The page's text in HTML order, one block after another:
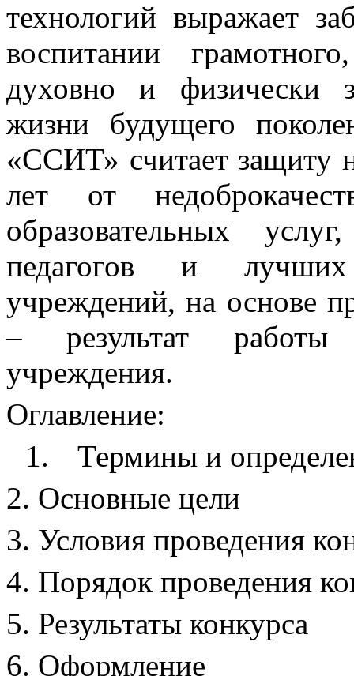
технологий выражает
воспитании
духовно и физически
жизни будущего
«ССИТ» считает защиту
лет от
образовательных
педагогов и лучших
учреждений, на основе
– результат работы
учреждения.
Оглавление:
1.
Термины и
Основные цели
Условия проведения
Порядок проведения
Результаты конкурса
Оформление